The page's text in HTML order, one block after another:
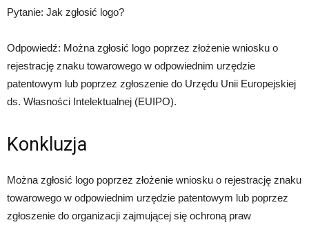
Pytanie: Jak zgłosić logo?
Odpowiedź: Można zgłosić logo poprzez złożenie wniosku o
rejestrację znaku towarowego w odpowiednim urzędzie
patentowym lub poprzez zgłoszenie do Urzędu Unii Europejskiej
ds. Własności Intelektualnej (EUIPO).
Konkluzja
Można zgłosić logo poprzez złożenie wniosku o rejestrację znaku
towarowego w odpowiednim urzędzie patentowym lub poprzez
zgłoszenie do organizacji zajmującej się ochroną praw